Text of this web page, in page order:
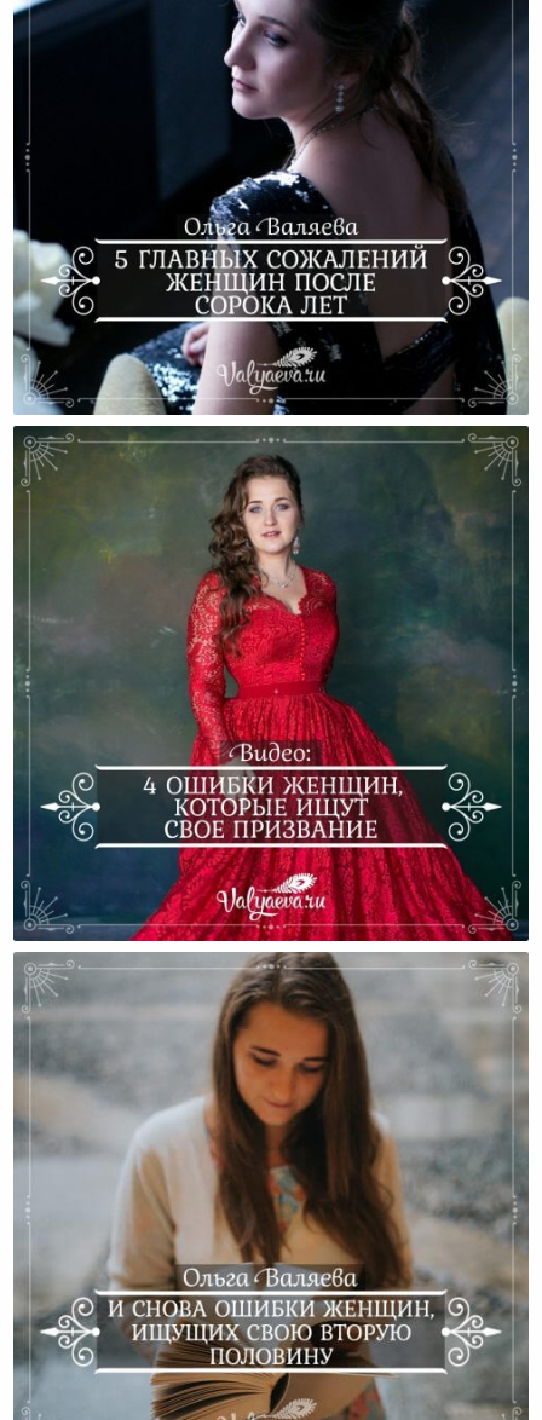
5 Главных Сожалений Женщин После Сорока Лет
Четыре Ошибки Женщин, Которые Ищут Призвание
Во Внешнем Мире